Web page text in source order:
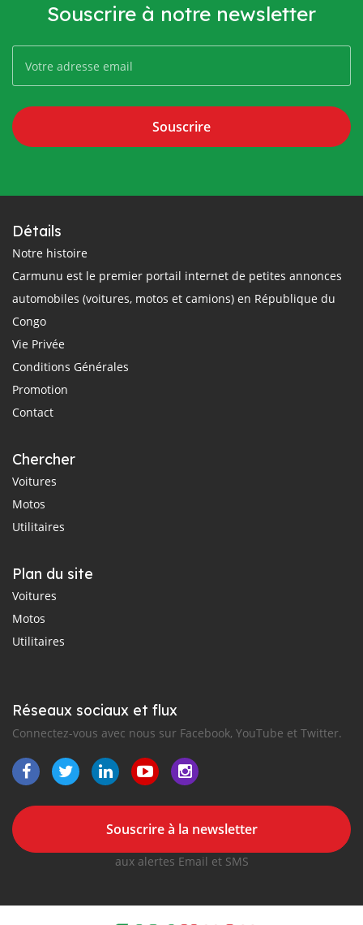
Souscrire à notre newsletter
Souscrire
Détails
Notre histoire
Carmunu est le premier portail internet de petites annonces
automobiles (voitures, motos et camions) en République du
Congo
Vie Privée
Conditions Générales
Promotion
Contact
Chercher
Voitures
Motos
Utilitaires
Plan du site
Voitures
Motos
Utilitaires
Réseaux sociaux et flux
Connectez-vous avec nous sur Facebook, YouTube et Twitter.
Souscrire à la newsletter
aux alertes Email et SMS